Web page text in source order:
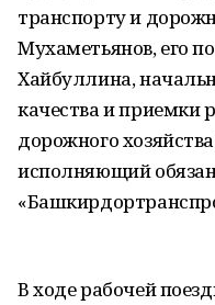
транспорту и
Мухаметьянов, его
Хайбуллина,
качества и приемки
дорожного
исполняющий
В ходе рабочей